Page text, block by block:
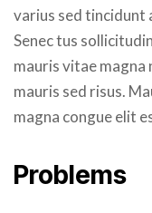
varius sed tincidunt
Senec tus
mauris vitae magna
mauris sed risus.
magna congue elit
Problems